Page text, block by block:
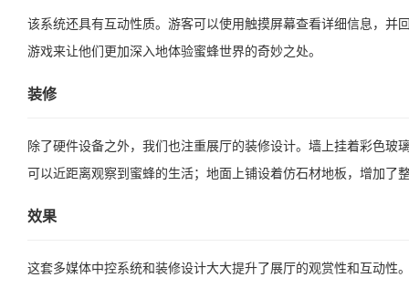
该系统还具有互动性质。游客可以使用触摸屏幕查看详细信息，
游戏来让他们更加深入地体验蜜蜂世界的奇妙之处。
装修
除了硬件设备之外，我们也注重展厅的装修设计。墙上挂着彩色
可以近距离观察到蜜蜂的生活；地面上铺设着仿石材地板，增加了
效果
这套多媒体中控系统和装修设计大大提升了展厅的观赏性和互动